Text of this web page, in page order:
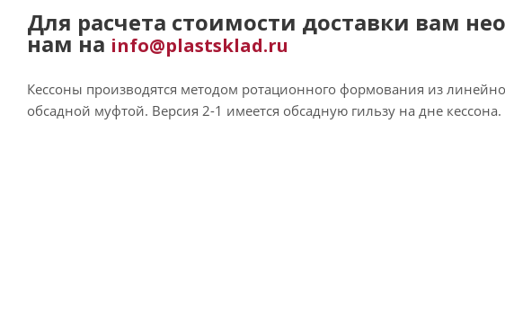
Для расчета стоимости доставки вам
нам на info@plastsklad.ru
Кессоны производятся методом ротационного формования из
обсадной муфтой. Версия 2-1 имеется обсадную гильзу на дне кессона.